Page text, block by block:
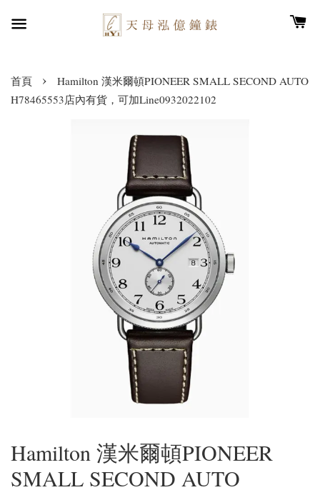
首頁 ›
Hamilton 漢米爾頓PIONEER SMALL SECOND AUTO
H78465553店內有貨，可加Line0932022102
Hamilton 漢米爾頓PIONEER
SMALL SECOND AUTO